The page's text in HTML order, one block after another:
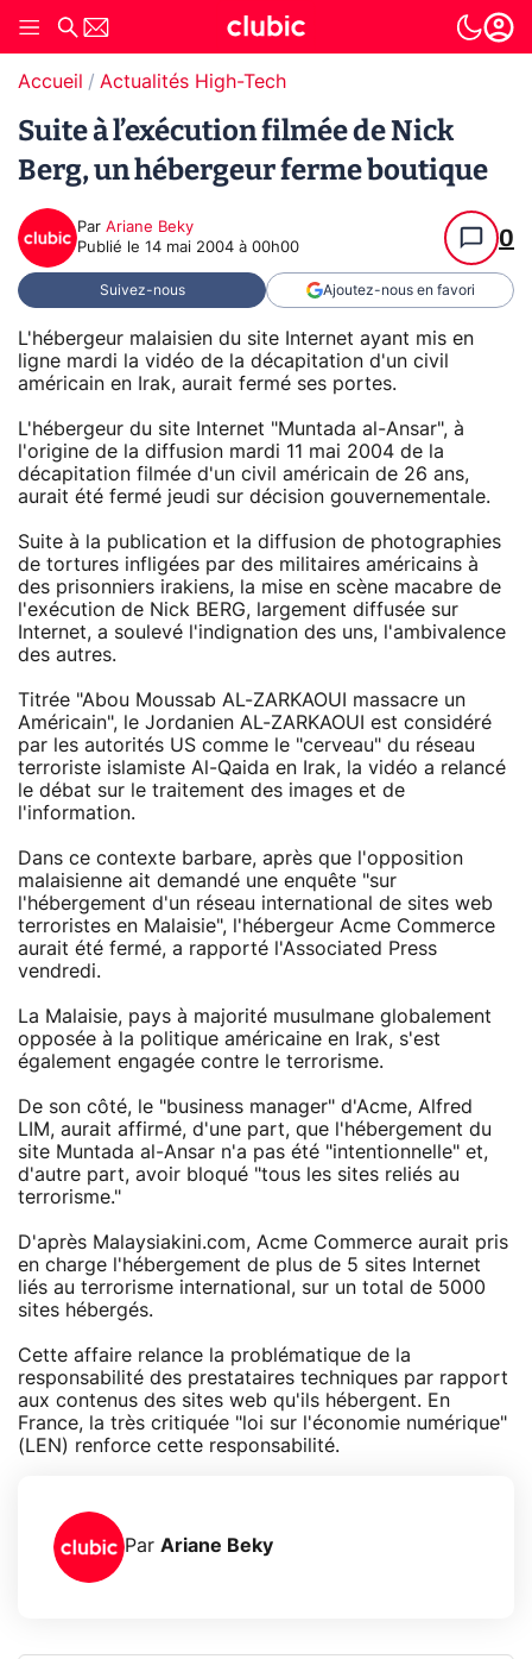
Accueil Actualités High-Tech
Suite à l’exécution filmée de Nick
Berg, un hébergeur ferme boutique
Par Ariane Beky
Publié le 14 mai 2004 à 00h00 0
Suivez-nous Ajoutez-nous en favori
L'hébergeur malaisien du site Internet ayant mis en
ligne mardi la vidéo de la décapitation d'un civil
américain en Irak, aurait fermé ses portes.
L'hébergeur du site Internet "Muntada al-Ansar", à
l'origine de la diffusion mardi 11 mai 2004 de la
décapitation filmée d'un civil américain de 26 ans,
aurait été fermé jeudi sur décision gouvernementale.
Suite à la publication et la diffusion de photographies
de tortures infligées par des militaires américains à
des prisonniers irakiens, la mise en scène macabre de
l'exécution de Nick BERG, largement diffusée sur
Internet, a soulevé l'indignation des uns, l'ambivalence
des autres.
Titrée "Abou Moussab AL-ZARKAOUI massacre un
Américain", le Jordanien AL-ZARKAOUI est considéré
par les autorités US comme le "cerveau" du réseau
terroriste islamiste Al-Qaida en Irak, la vidéo a relancé
le débat sur le traitement des images et de
l'information.
Dans ce contexte barbare, après que l'opposition
malaisienne ait demandé une enquête "sur
l'hébergement d'un réseau international de sites web
terroristes en Malaisie", l'hébergeur Acme Commerce
aurait été fermé, a rapporté l'Associated Press
vendredi.
La Malaisie, pays à majorité musulmane globalement
opposée à la politique américaine en Irak, s'est
également engagée contre le terrorisme.
De son côté, le "business manager" d'Acme, Alfred
LIM, aurait affirmé, d'une part, que l'hébergement du
site Muntada al-Ansar n'a pas été "intentionnelle" et,
d'autre part, avoir bloqué "tous les sites reliés au
terrorisme."
D'après Malaysiakini.com, Acme Commerce aurait pris
en charge l'hébergement de plus de 5 sites Internet
liés au terrorisme international, sur un total de 5000
sites hébergés.
Cette affaire relance la problématique de la
responsabilité des prestataires techniques par rapport
aux contenus des sites web qu'ils hébergent. En
France, la très critiquée "loi sur l'économie numérique"
(LEN) renforce cette responsabilité.
Par Ariane Beky